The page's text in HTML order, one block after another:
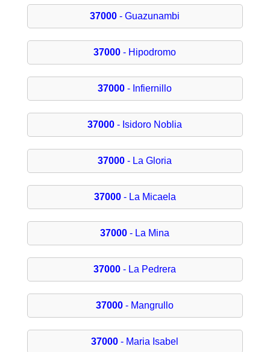
37000 - Guazunambi
37000 - Hipodromo
37000 - Infiernillo
37000 - Isidoro Noblia
37000 - La Gloria
37000- La Micaela
37000 - La Mina
37000 - La Pedrera
37000 - Mangrullo
37000 - Maria Isabel